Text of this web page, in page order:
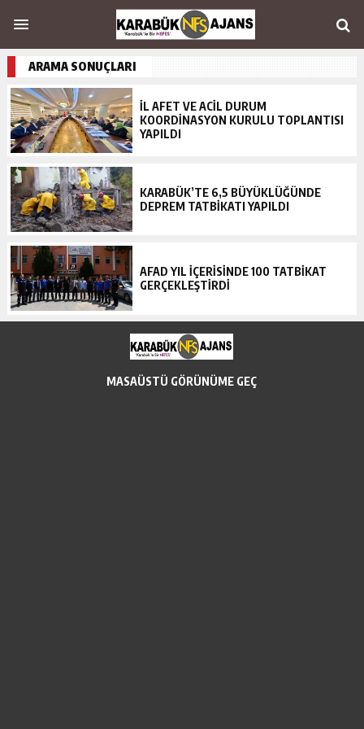
ARAMA SONUÇLARI
İL AFET VE ACİL DURUM
KOORDİNASYON KURULU TOPLANTISI
YAPILDI
KARABÜK’TE 6,5 BÜYÜKLÜĞÜNDE
DEPREM TATBİKATI YAPILDI
AFAD YIL İÇERİSİNDE 100 TATBİKAT
GERÇEKLEŞTİRDİ
MASAÜSTÜ GÖRÜNÜME GEÇ